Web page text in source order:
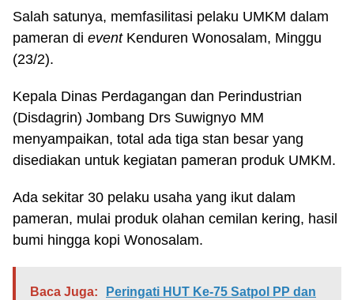
Salah satunya, memfasilitasi pelaku UMKM dalam
pameran di eventKenduren Wonosalam, Minggu
(23/2).
Kepala Dinas Perdagangan dan Perindustrian
(Disdagrin) Jombang Drs Suwignyo MM
menyampaikan, total ada tiga stan besar yang
disediakan untuk kegiatan pameran produk UMKM.
Ada sekitar 30 pelaku usaha yang ikut dalam
pameran, mulai produk olahan cemilan kering, hasil
bumi hingga kopi Wonosalam.
Baca Juga:
Peringati HUT Ke-75 Satpol PP dan